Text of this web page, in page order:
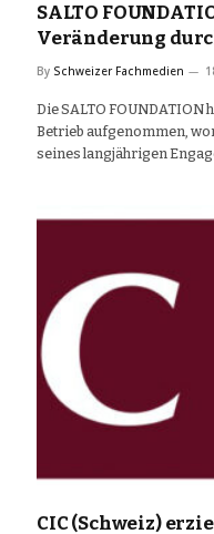
SALTO
Veränderung
By Schweizer Fachmedien
Die SALTO
Betrieb aufgenommen,
seines langjährigen
CIC (Schweiz)